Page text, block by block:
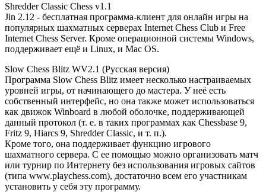
Shredder Classic Chess v1.1
Jin 2.12 - бесплатная программа-клиент для онлайн игры на
популярных шахматных серверах Internet Chess Club и Free
Internet Chess Server. Кроме операционной системы Windows,
поддерживает ещё и Linux, и Mac OS.
Slow Chess Blitz WV2.1 (Русская версия)
Программа Slow Chess Blitz имеет несколько настраиваемых
уровней игры, от начинающего до мастера. У неё есть
собственный интерфейс, но она также может использоваться
как движок Winboard в любой оболочке, поддерживающей
данный протокол (т. е. в таких программах как Chessbase 9,
Fritz 9, Hiarcs 9, Shredder Classic, и т. п.).
Кроме того, она поддерживает функцию игрового
шахматного сервера. С ее помощью можно организовать матч
или турнир по Интернету без использования игровых сайтов
(типа www.playchess.com), достаточно всем его участникам
установить у себя эту программу.